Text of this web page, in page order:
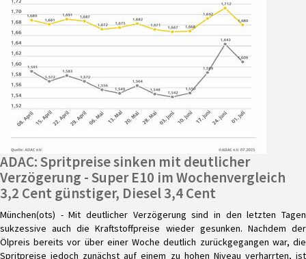
ADAC: Spritpreise sinken mit deutlicher
Verzögerung - Super E10 im Wochenvergleich
3,2 Cent günstiger, Diesel 3,4 Cent
München(ots) - Mit deutlicher Verzögerung sind in den letzten Tagen
sukzessive auch die Kraftstoffpreise wieder gesunken. Nachdem der
Ölpreis bereits vor über einer Woche deutlich zurückgegangen war, die
Spritpreise jedoch zunächst auf einem zu hohen Niveau verharrten, ist